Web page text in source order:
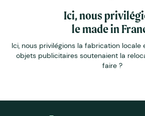
Ici, nous
le made in
Ici, nous privilégions la fabrication locale
objets publicitaires soutenaient la
faire ?